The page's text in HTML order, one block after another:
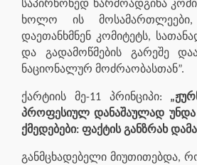
საპირწონედ წარმოადგინა
ხოლო ის
დაეთანხმნენ კომიტეტს,
და გადამოწმების გარეშე
ნაციონალურ მოძრაობასთან”.
ქარტიის მე-11 პრინციპი:
პროფესიულ დანაშაულად უნდა
ქმედებები: ფაქტის განზრახ
განმცხადებელი მიუთითებდა,